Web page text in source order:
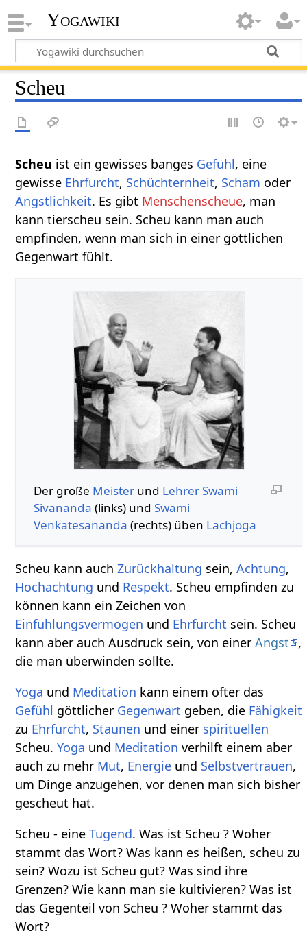
Yogawiki
Scheu
Scheu ist ein gewisses banges Gefühl, eine
gewisse Ehrfurcht, Schüchternheit, Scham oder
Ängstlichkeit. Es gibt Menschenscheue, man
kann tierscheu sein. Scheu kann man auch
empfinden, wenn man sich in einer göttlichen
Gegenwart fühlt.
Der große Meisterund Lehrer Swami
Sivananda (links) und Swami
Venkatesananda (rechts) üben Lachjoga
Scheu kann auchZurückhaltung sein,Achtung,
Hochachtung und Respekt. Scheu empfinden zu
können kann ein Zeichen von
Einfühlungsvermögen und Ehrfurcht sein. Scheu
kann aber auch Ausdruck sein, von einerAngst
,
die man überwinden sollte.
Yoga und Meditation kann einem öfter das
Gefühl göttlicher Gegenwart geben, die Fähigkeit
zu Ehrfurcht, Staunen und einer spirituellen
Scheu.Yoga und Meditation verhilft einem aber
auch zu mehr Mut, Energie und Selbstvertrauen,
um Dinge anzugehen, vor denen man sich bisher
gescheut hat.
Scheu - eineTugend. Was ist Scheu ? Woher
stammt das Wort? Was kann es heißen, scheu zu
sein? Wozu ist Scheu gut? Was sind ihre
Grenzen? Wie kann man sie kultivieren? Was ist
das Gegenteil von Scheu ? Woher stammt das
Wort?